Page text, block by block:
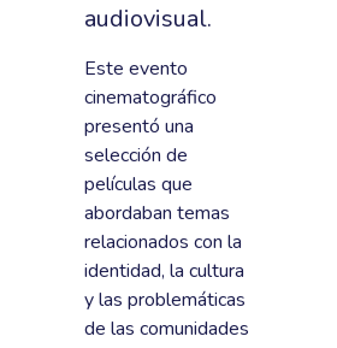
audiovisual.
Este evento
cinematográfico
presentó una
selección de
películas que
abordaban temas
relacionados con la
identidad, la cultura
y las problemáticas
de las comunidades